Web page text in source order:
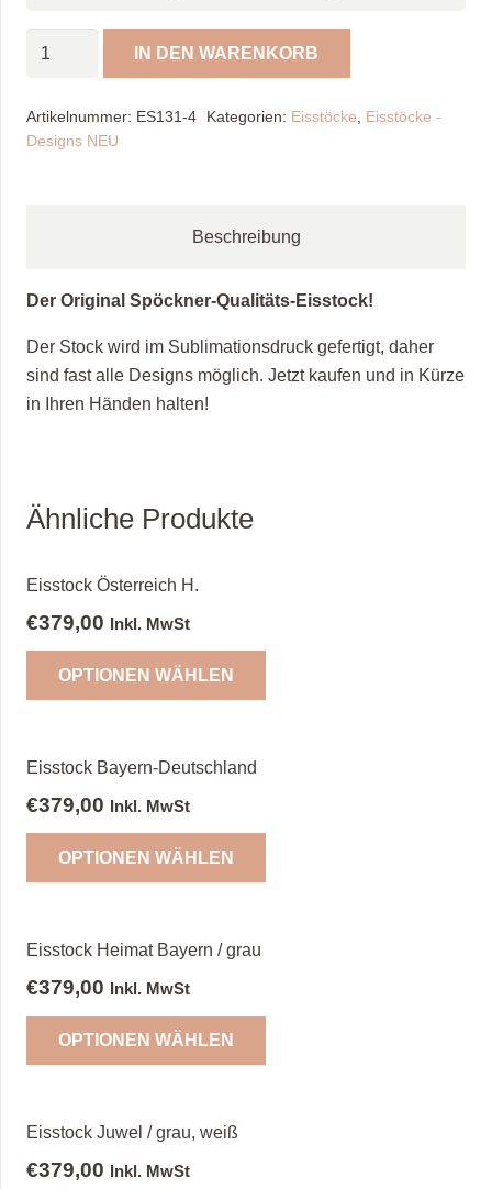
"NEU"
Menge
IN DEN WARENKORB
Artikelnummer: ES131-4 Kategorien: Eisstöcke
Eisstöcke -
Designs NEU
Beschreibung
Der Original Spöckner-Qualitäts-Eisstock!
Der Stock wird im Sublimationsdruck gefertigt, daher
sind fast alle Designs möglich. Jetzt kaufen und in Kürze
in Ihren Händen halten!
Ähnliche Produkte
Eisstock Österreich H.
€379,00 Inkl. MwSt
OPTIONEN WÄHLEN
Eisstock Bayern-Deutschland
€379,00 Inkl. MwSt
OPTIONEN WÄHLEN
Eisstock Heimat Bayern / grau
€379,00 Inkl. MwSt
OPTIONEN WÄHLEN
Eisstock Juwel / grau, weiß
€379,00 Inkl. MwSt